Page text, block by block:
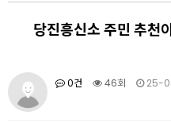
당진흥신소 주민 추천
0건 46회 25-